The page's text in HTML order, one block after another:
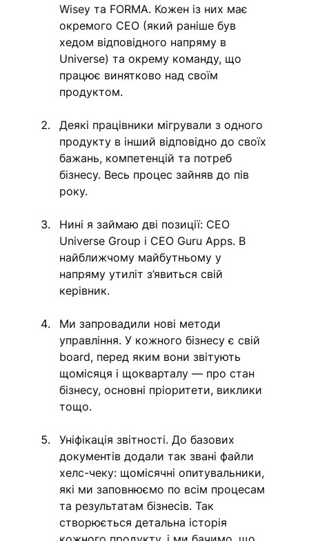
Wisey та FORMA. Кожен із них має
окремого CEO (який раніше був
хедом відповідного напряму в
Universe) та окрему команду, що
працює винятково над своїм
продуктом.
Деякі працівники мігрували з одного
продукту в інший відповідно до своїх
бажань, компетенцій та потреб
бізнесу. Весь процес зайняв до пів
року.
Нині я займаю дві позиції: СЕО
Universe Group і СЕО Guru Apps. В
найближчому майбутньому у
напряму утиліт з’явиться свій
керівник.
Ми запровадили нові методи
управління. У кожного бізнесу є свій
board, перед яким вони звітують
щомісяця і щокварталу — про стан
бізнесу, основні пріоритети, виклики
тощо.
Уніфікація звітності. До базових
документів додали так звані файли
хелс-чеку: щомісячні опитувальники,
які ми заповнюємо по всім процесам
та результатам бізнесів. Так
створюється детальна історія